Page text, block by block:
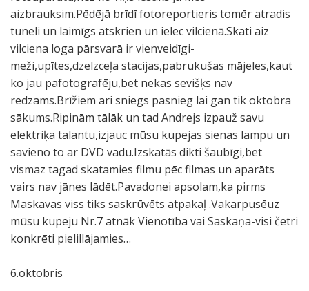
aizbrauksim.Pēdējā brīdī fotoreportieris tomēr atradis
tuneli un laimīgs atskrien un ielec vilcienā.Skati aiz
vilciena loga pārsvarā ir vienveidīgi-
meži,upītes,dzelzceļa stacijas,pabrukušas mājeles,kaut
ko jau pafotografēju,bet nekas sevišķs nav
redzams.Brīžiem ari sniegs pasnieg lai gan tik oktobra
sākums.Ripinām tālāk un tad Andrejs izpauž savu
elektriķa talantu,izjauc mūsu kupejas sienas lampu un
savieno to ar DVD vadu.Izskatās dikti šaubīgi,bet
vismaz tagad skatamies filmu pēc filmas un aparāts
vairs nav jānes lādēt.Pavadonei apsolam,ka pirms
Maskavas viss tiks saskrūvēts atpakaļ .Vakarpusēuz
mūsu kupeju Nr.7 atnāk Vienotība vai Saskaņa-visi četri
konkrēti pielillājamies…
6.oktobris